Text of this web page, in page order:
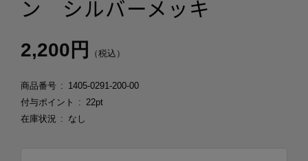
ン シルバーメッキ
2,200円 （税込）
商品番号
1405-0291-200-00
付与ポイント
22pt
在庫状況
なし